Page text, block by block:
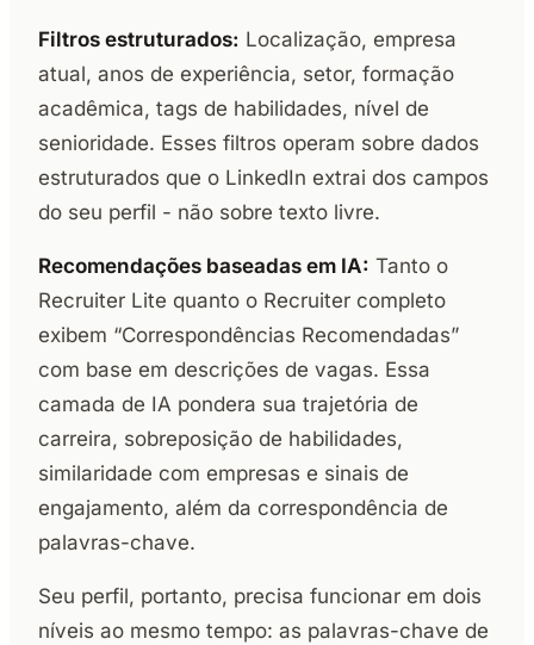
Filtros estruturados: Localização, empresa
atual, anos de experiência, setor, formação
acadêmica, tags de habilidades, nível de
senioridade. Esses filtros operam sobre dados
estruturados que o LinkedIn extrai dos campos
do seu perfil - não sobre texto livre.
Recomendações baseadas em IA: Tanto o
Recruiter Lite quanto o Recruiter completo
exibem “Correspondências Recomendadas”
com base em descrições de vagas. Essa
camada de IA pondera sua trajetória de
carreira, sobreposição de habilidades,
similaridade com empresas e sinais de
engajamento, além da correspondência de
palavras-chave.
Seu perfil, portanto, precisa funcionar em dois
níveis ao mesmo tempo: as palavras-chave de